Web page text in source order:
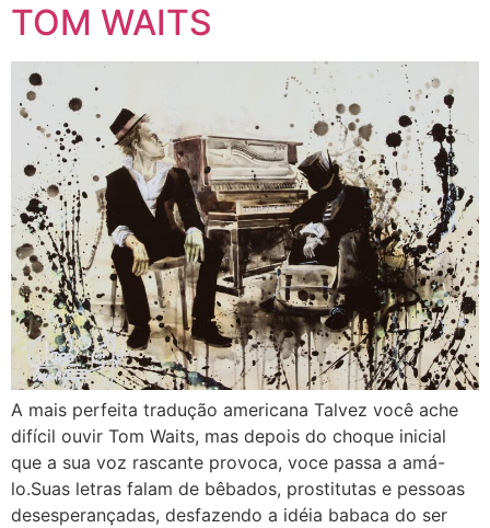
TOM WAITS
A mais perfeita tradução americana Talvez você ache
difícil ouvir Tom Waits, mas depois do choque inicial
que a sua voz rascante provoca, voce passa a amá-
lo.Suas letras falam de bêbados, prostitutas e pessoas
desesperançadas, desfazendo a idéia babaca do ser